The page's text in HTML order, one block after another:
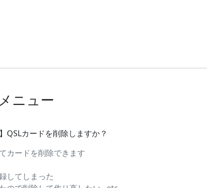
ニュー
QSLカードを削除しますか？
カードを削除できます
してしまった